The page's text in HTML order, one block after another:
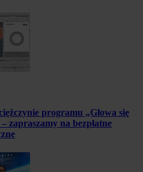
programu „Głowa się
zapraszamy na bezpłatne